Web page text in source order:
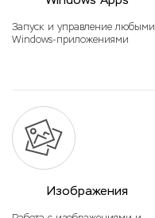
Запуск и управление любыми
Windows-приложениями
Изображения